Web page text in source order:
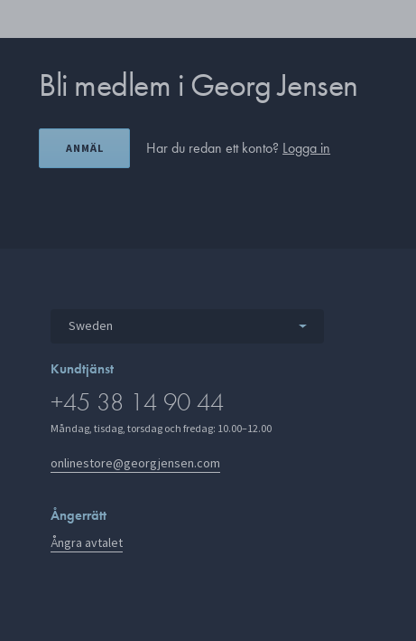
Bli medlem i Georg Jensen
ANMÄL Har du redan ett konto? Logga in
Sweden
Kundtjänst
+45 38 14 90 44
Måndag, tisdag, torsdag och fredag: 10.00–12.00
onlinestore@georgjensen.com
Ångerrätt
Ångra avtalet